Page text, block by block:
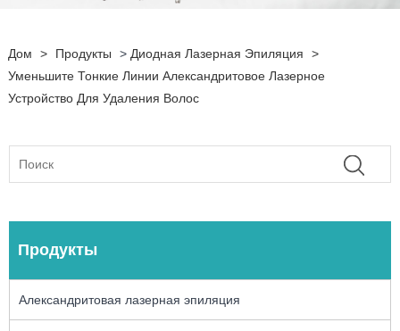
Дом > Продукты > Диодная Лазерная Эпиляция
>
Уменьшите Тонкие Линии Александритовое Лазерное
Устройство Для Удаления Волос
Продукты
Александритовая лазерная эпиляция